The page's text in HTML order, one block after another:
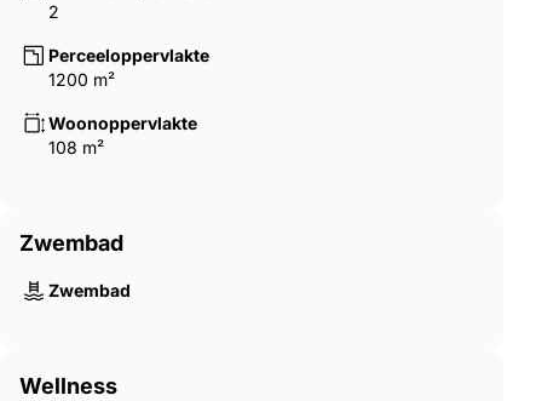
2
Perceeloppervlakte
1200 m²
Woonoppervlakte
108 m²
Zwembad
Zwembad
Wellness